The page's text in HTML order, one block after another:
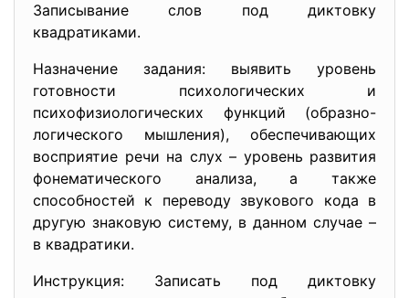
Записывание слов под диктовку
квадратиками.
Назначение задания: выявить уровень
готовности психологических и
психофизиологических функций (образно-
логического мышления), обеспечивающих
восприятие речи на слух – уровень развития
фонематического анализа, а также
способностей к переводу звукового кода в
другую знаковую систему, в данном случае –
в квадратики.
Инструкция: Записать под диктовку